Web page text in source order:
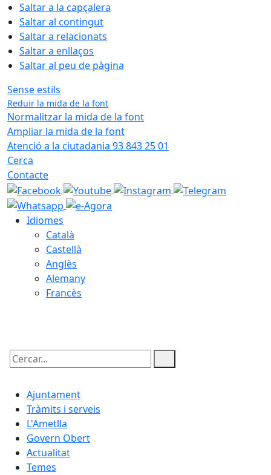
Saltar a la capçalera
Saltar al contingut
Saltar a relacionats
Saltar a enllaços
Saltar al peu de pàgina
Sense estils
Reduir la mida de la font
Normalitzar la mida de la font
Ampliar la mida de la font
Atenció a la ciutadania 93 843 25 01
Cerca
Contacte
Idiomes
Català
Castellà
Anglès
Alemany
Francès
Cercar:
Ajuntament
Tràmits i serveis
L'Ametlla
Govern Obert
Actualitat
Temes